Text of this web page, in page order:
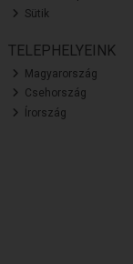
Sütik
TELEPHELYEINK
Magyarország
Csehország
Írország